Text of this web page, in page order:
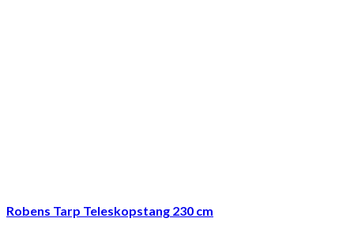
Robens Tarp Teleskopstang 230 cm